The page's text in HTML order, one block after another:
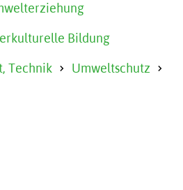
Bildung
Technik Umweltschutz